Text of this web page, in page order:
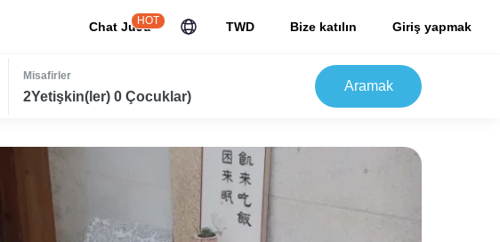
Chat JuJu
HOT TWD Bize katılın Giriş yapmak
Misafirler
2Yetişkin(ler) 0 Çocuklar)
Aramak